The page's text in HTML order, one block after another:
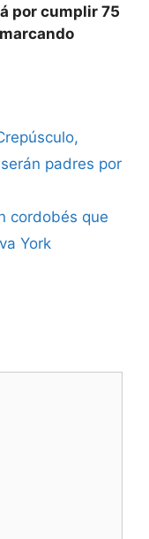
por cumplir 75
padres por
cordobés que
York